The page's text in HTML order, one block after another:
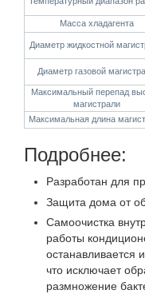
Масса хладагента
Диаметр жидкостной
Диаметр газовой
Максимальный перепад
магистрали
Максимальная длина
Подробнее:
Разработан для
Защита дома от
Самоочистка
работы
останавливается
что исключает
размножение